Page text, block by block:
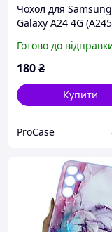
Чохол для Samsung
Galaxy A24 4G
Готово до
180₴
Купити
ProCase